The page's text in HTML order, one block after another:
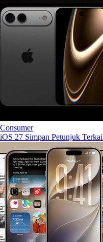
Consumer
iOS 27 Simpan Petunjuk